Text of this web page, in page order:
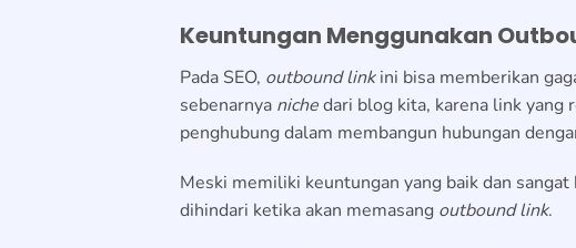
Keuntungan Menggunakan
Pada SEO, outbound linkini bisa memberikan
sebenarnya nichedari blog kita, karena link yang
penghubung dalam membangun hubungan
Meski memiliki keuntungan yang baik dan
dihindari ketika akan memasang outbound link.